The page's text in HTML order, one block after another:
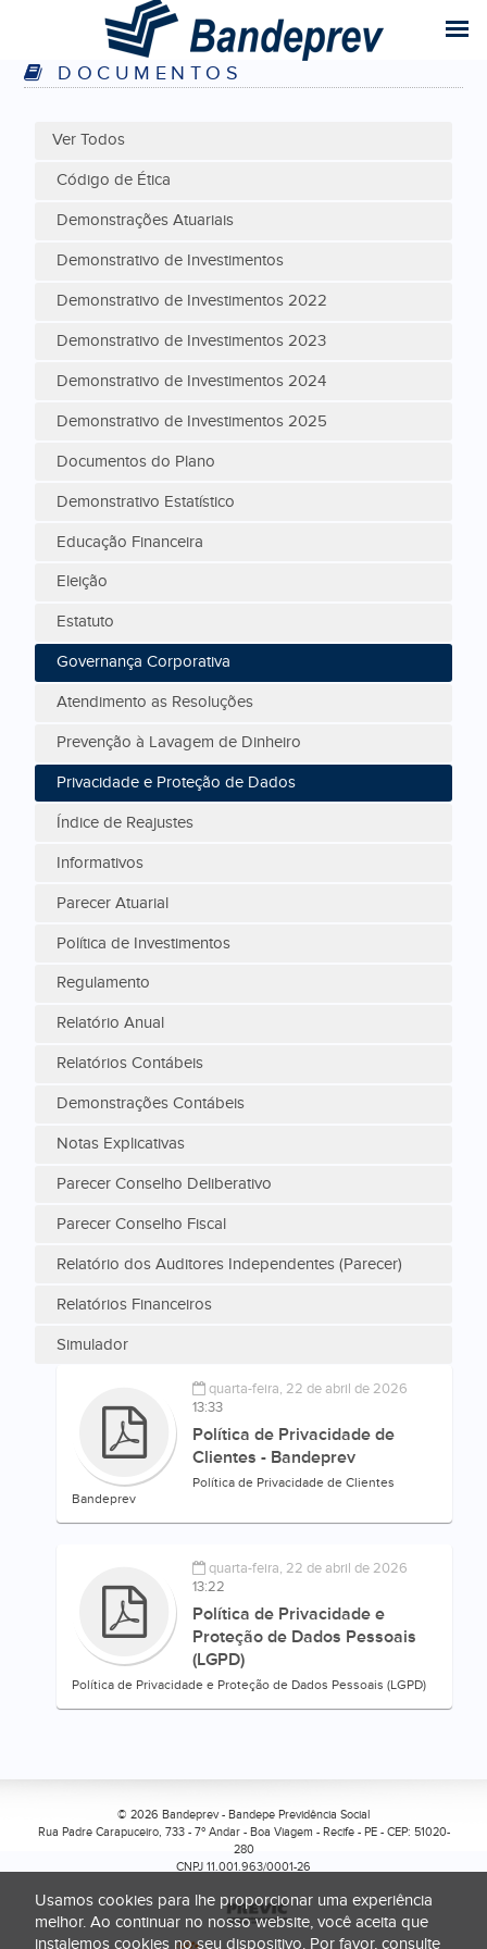
DOCUMENTOS
Ver Todos
Código de Ética
Demonstrações Atuariais
Demonstrativo de Investimentos
Demonstrativo de Investimentos 2022
Demonstrativo de Investimentos 2023
Demonstrativo de Investimentos 2024
Demonstrativo de Investimentos 2025
Documentos do Plano
Demonstrativo Estatístico
Educação Financeira
Eleição
Estatuto
Governança Corporativa
Atendimento as Resoluções
Prevenção à Lavagem de Dinheiro
Privacidade e Proteção de Dados
Índice de Reajustes
Informativos
Parecer Atuarial
Política de Investimentos
Regulamento
Relatório Anual
Relatórios Contábeis
Demonstrações Contábeis
Notas Explicativas
Parecer Conselho Deliberativo
Parecer Conselho Fiscal
Relatório dos Auditores Independentes (Parecer)
Relatórios Financeiros
Simulador
quarta-feira, 22 de abril de 2026
13:33
Política de Privacidade de
Clientes - Bandeprev
Política de Privacidade de Clientes
Bandeprev
quarta-feira, 22 de abril de 2026
13:22
Política de Privacidade e
Proteção de Dados Pessoais
(LGPD)
Política de Privacidade e Proteção de Dados Pessoais (LGPD)
Usamos cookies para lhe proporcionar uma experiência
melhor. Ao continuar no nosso website, você aceita que
instalemos cookies no seu dispositivo. Por favor, consulte
© 2026 Bandeprev - Bandepe Previdência Social
Rua Padre Carapuceiro, 733 - 7º Andar - Boa Viagem -Recife - PE - CEP: 51020-
280
CNPJ 11.001.963/0001-26